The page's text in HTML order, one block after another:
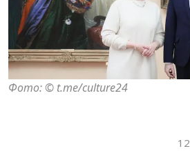
Фото: © t.me/culture24